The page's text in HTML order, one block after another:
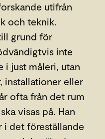
utifrån
och teknik.
grund för
inte
i just måleri, utan
installationer eller
ofta från det rum
visas på. Han
i det föreställande